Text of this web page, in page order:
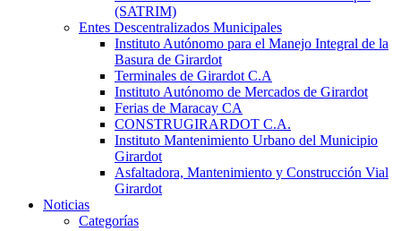
(SATRIM)
Entes Descentralizados Municipales
Instituto Autónomo para el Manejo Integral de la
Basura de Girardot
Terminales de Girardot C.A
Instituto Autónomo de Mercados de Girardot
Ferias de Maracay CA
CONSTRUGIRARDOT C.A.
Instituto Mantenimiento Urbano del Municipio
Girardot
Asfaltadora, Mantenimiento y Construcción Vial
Girardot
Noticias
Categorías